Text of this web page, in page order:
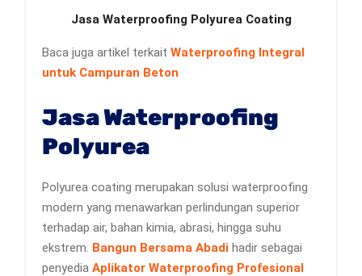
Jasa Waterproofing Polyurea Coating
Baca juga artikel terkait Waterproofing Integral
untuk Campuran Beton
Jasa Waterproofing
Polyurea
Polyurea coating merupakan solusi waterproofing
modern yang menawarkan perlindungan superior
terhadap air, bahan kimia, abrasi, hingga suhu
ekstrem. Bangun Bersama Abadi hadir sebagai
penyedia Aplikator Waterproofing Profesional